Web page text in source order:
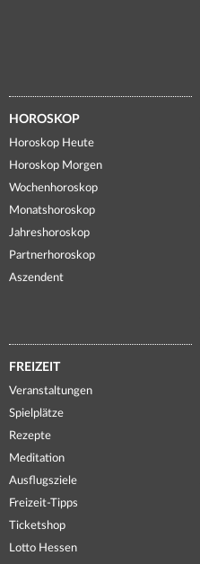
HOROSKOP
Horoskop Heute
Horoskop Morgen
Wochenhoroskop
Monatshoroskop
Jahreshoroskop
Partnerhoroskop
Aszendent
FREIZEIT
Veranstaltungen
Spielplätze
Rezepte
Meditation
Ausflugsziele
Freizeit-Tipps
Ticketshop
Lotto Hessen